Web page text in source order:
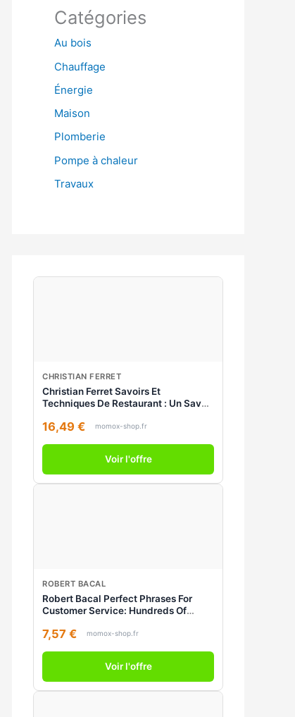
Catégories
Au bois
Chauffage
Énergie
Maison
Plomberie
Pompe à chaleur
Travaux
CHRISTIAN FERRET
Christian Ferret Savoirs Et
Techniques De Restaurant : Un Savoir
Qualité : Niveau Cap-Bep. Vol. 1
16,49 € momox-shop.fr
Voir l'offre
ROBERT BACAL
Robert Bacal Perfect Phrases For
Customer Service: Hundreds Of
Handling Any Situation
7,57 € momox-shop.fr
Voir l'offre